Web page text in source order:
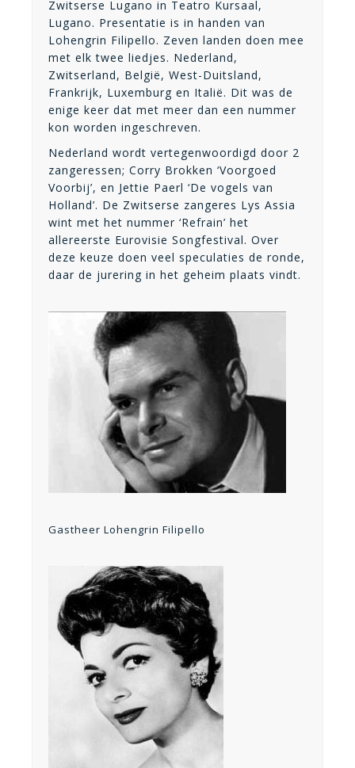
Zwitserse Lugano in Teatro Kursaal,
Lugano. Presentatie is in handen van
Lohengrin Filipello. Zeven landen doen mee
met elk twee liedjes. Nederland,
Zwitserland, België, West-Duitsland,
Frankrijk, Luxemburg en Italië. Dit was de
enige keer dat met meer dan een nummer
kon worden ingeschreven.
Nederland wordt vertegenwoordigd door 2
zangeressen; Corry Brokken ‘Voorgoed
Voorbij’, en Jettie Paerl ‘De vogels van
Holland’. De Zwitserse zangeres Lys Assia
wint met het nummer ‘Refrain’ het
allereerste Eurovisie Songfestival. Over
deze keuze doen veel speculaties de ronde,
daar de jurering in het geheim plaats vindt.
Gastheer Lohengrin Filipello